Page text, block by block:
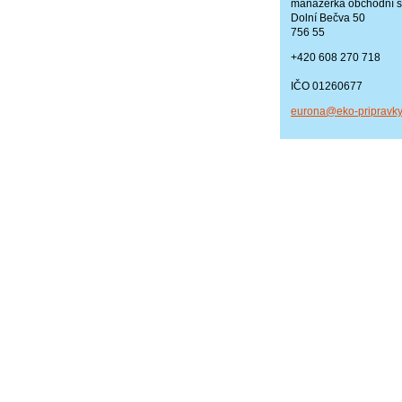
manažerka obchodní
Dolní Bečva 50
756 55
+420 608 270 718
IČO 01260677
eurona@eko-pripr